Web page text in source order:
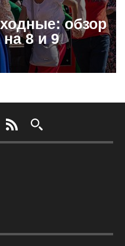
обзор
8 и 9